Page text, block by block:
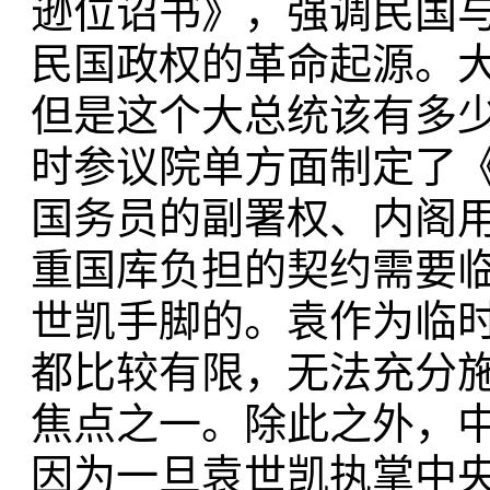
逊位诏书》，强调民国
民国政权的革命起源。
但是这个大总统该有多
时参议院单方面制定了
国务员的副署权、内阁
重国库负担的契约需要
世凯手脚的。袁作为临
都比较有限，无法充分
焦点之一。除此之外，
因为一旦袁世凯执掌中